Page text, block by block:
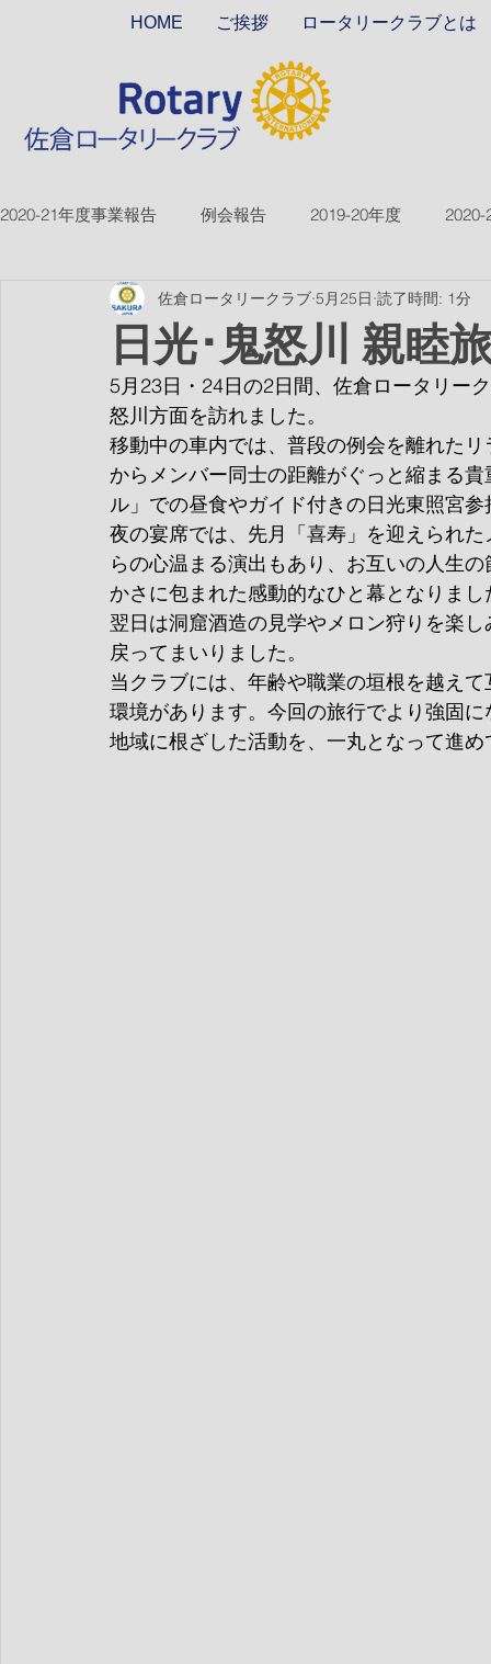
HOME ご挨拶 ロータリークラブとは
2020-21年度事業報告 例会報告 2019-20年度 2020-
2018-19ver2 2017-18ver2 2021-22年度
2026-27年度
日光･鬼怒川 親睦
佐倉ロータリークラブ 5月25日 読了時間: 1分
5月23日・24日の2日間、佐倉ロータリー
怒川方面を訪れました。
移動中の車内では、普段の例会を離れた
からメンバー同士の距離がぐっと縮まる
ル」での昼食やガイド付きの日光東照宮
夜の宴席では、先月「喜寿」を迎えられ
らの心温まる演出もあり、お互いの人生
かさに包まれた感動的なひと幕となりまし
翌日は洞窟酒造の見学やメロン狩りを楽
戻ってまいりました。
当クラブには、年齢や職業の垣根を越え
環境があります。今回の旅行でより強固
地域に根ざした活動を、一丸となって進